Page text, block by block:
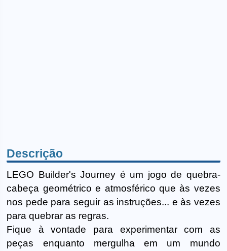
Descrição
LEGO Builder's Journey é um jogo de quebra-
cabeça geométrico e atmosférico que às vezes
nos pede para seguir as instruções... e às vezes
para quebrar as regras.
Fique à vontade para experimentar com as
peças enquanto mergulha em um mundo